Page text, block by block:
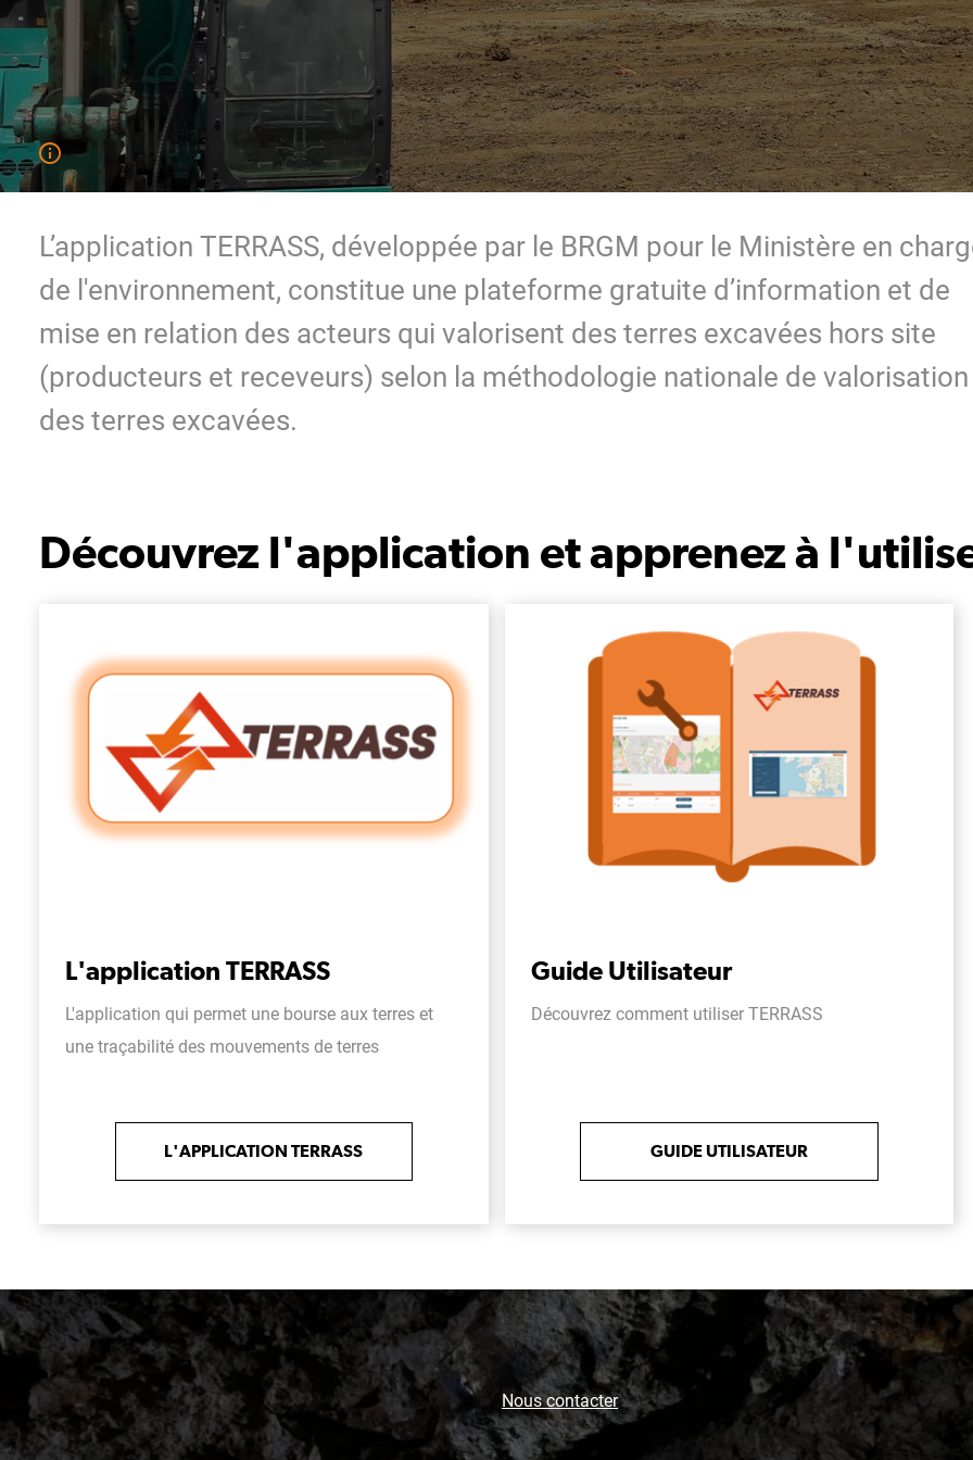
L’application TERRASS, développée par le BRGM pour le Ministère en
de l'environnement, constitue une plateforme gratuite d’information et de
mise en relation des acteurs qui valorisent des terres excavées hors site
(producteurs et receveurs) selon la méthodologie nationale de valorisation
des terres excavées.
Découvrez l'application et apprenez à
L'application TERRASS
L'application qui permet une bourse aux terres et
une traçabilité des mouvements de terres
L'APPLICATION TERRASS
Guide Utilisateur
Découvrez comment utiliser TERRASS
GUIDE UTILISATEUR
Nous contacter